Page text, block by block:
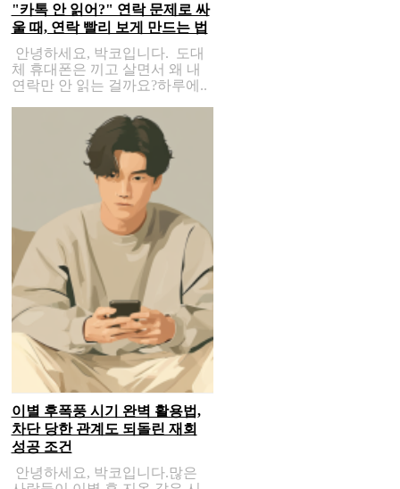
"카톡 안 읽어?" 연락 문제로 싸
울 때, 연락 빨리 보게 만드는 법
안녕하세요, 박코입니다. 도대
체 휴대폰은 끼고 살면서 왜 내
연락만 안 읽는 걸까요?하루에..
이별 후폭풍 시기 완벽 활용법,
차단 당한 관계도 되돌린 재회
성공 조건
안녕하세요, 박코입니다.많은